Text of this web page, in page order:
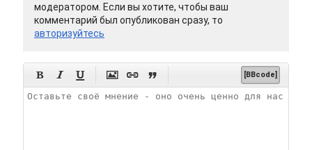
модератором. Если вы хотите, чтобы ваш
комментарий был опубликован сразу, то
авторизуйтесь
      [BBcode]